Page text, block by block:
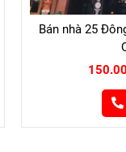
Bán nhà 25